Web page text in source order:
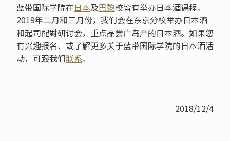
蓝带国际学院在日本及巴黎校皆有举办日本酒课程。
2019年二月和三月份，我们会在东京分校举办日本酒
和起司配對研讨会，重点品尝广岛产的日本酒。如果您
有兴趣报名、或了解更多关于蓝带国际学院的日本酒活
动，可跟我们联系。
2018/12/4